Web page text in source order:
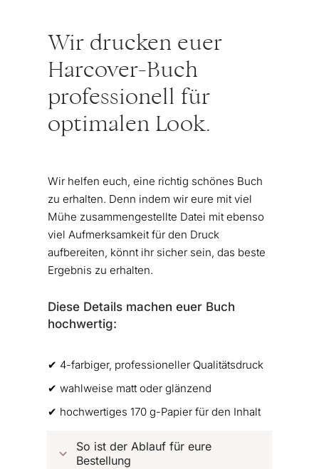
Wir drucken euer
Harcover-Buch
professionell für
optimalen Look.
Wir helfen euch, eine richtig schönes Buch
zu erhalten. Denn indem wir eure mit viel
Mühe zusammengestellte Datei mit ebenso
viel Aufmerksamkeit für den Druck
aufbereiten, könnt ihr sicher sein, das beste
Ergebnis zu erhalten.
Diese Details machen euer Buch
hochwertig:
✔︎ 4-farbiger, professioneller Qualitätsdruck
✔︎ wahlweise matt oder glänzend
✔︎ hochwertiges 170 g-Papier für den Inhalt
So ist der Ablauf für eure
Bestellung